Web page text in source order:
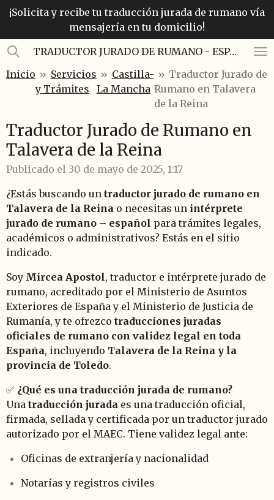
Ir
contenido
principal
TRADUCTOR JURADO DE RUMANO - ESPAÑOL
¡Solicita y recibe tu traducción jurada de rumano vía
mensajería en tu domicilio!
Inicio » Servicios
y Trámites
» Castilla-
La Mancha
» Traductor Jurado de
Rumano en Talavera
de la Reina
Traductor Jurado de Rumano en
Talavera de la Reina
Publicado el 30 de mayo de 2025, 1:17
¿Estás buscando un traductor jurado de rumano en
Talavera de la Reina o necesitas un intérprete
jurado de rumano – español para trámites legales,
académicos o administrativos? Estás en el sitio
indicado.
Soy Mircea Apostol, traductor e intérprete jurado de
rumano, acreditado por el Ministerio de Asuntos
Exteriores de España y el Ministerio de Justicia de
Rumanía, y te ofrezco traducciones juradas
oficiales de rumano con validez legal en toda
España, incluyendo Talavera de la Reina y la
provincia de Toledo.
✅ ¿Qué es una traducción jurada de rumano?
Una traducción jurada es una traducción oficial,
firmada, sellada y certificada por un traductor jurado
autorizado por el MAEC. Tiene validez legal ante:
Oficinas de extranjería y nacionalidad
Notarías y registros civiles